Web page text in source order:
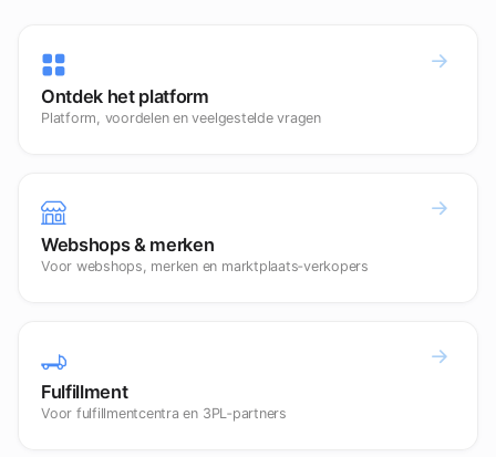
Ontdek het platform
Platform, voordelen en veelgestelde vragen
Webshops & merken
Voor webshops, merken en marktplaats‑verkopers
Fulfillment
Voor fulfillmentcentra en 3PL‑partners